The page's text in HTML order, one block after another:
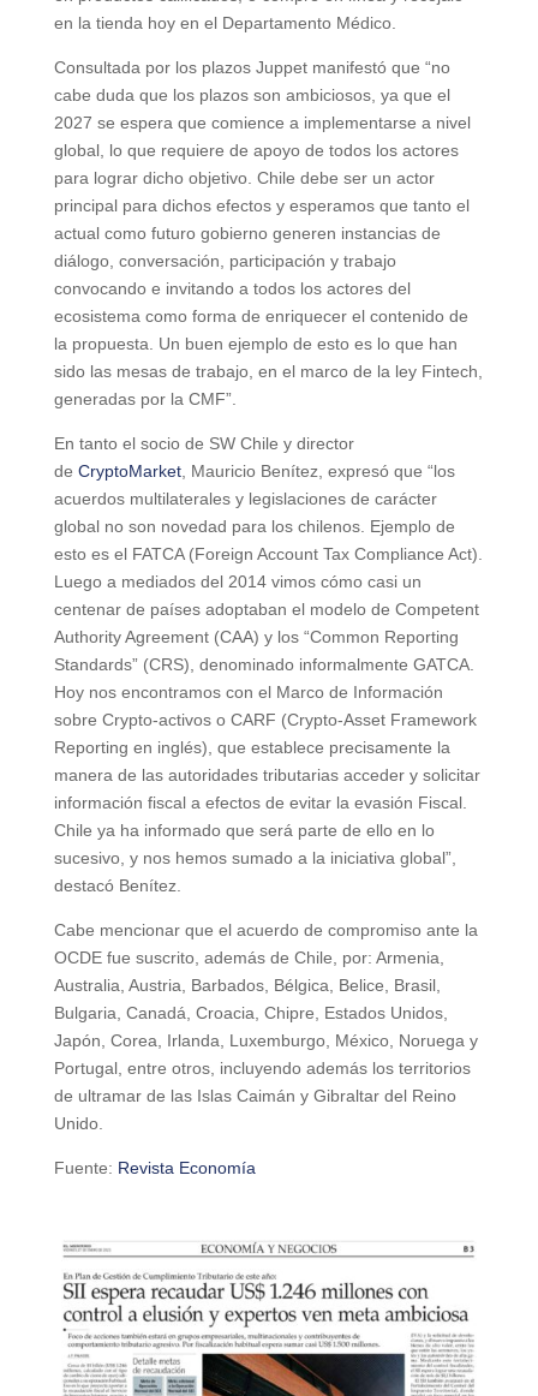
en la tienda hoy en el Departamento Médico.
Consultada por los plazos Juppet manifestó que “no
cabe duda que los plazos son ambiciosos, ya que el
2027 se espera que comience a implementarse a nivel
global, lo que requiere de apoyo de todos los actores
para lograr dicho objetivo. Chile debe ser un actor
principal para dichos efectos y esperamos que tanto el
actual como futuro gobierno generen instancias de
diálogo, conversación, participación y trabajo
convocando e invitando a todos los actores del
ecosistema como forma de enriquecer el contenido de
la propuesta. Un buen ejemplo de esto es lo que han
sido las mesas de trabajo, en el marco de la ley Fintech,
generadas por la CMF”.
En tanto el socio de SW Chile y director
de CryptoMarket, Mauricio Benítez, expresó que “los
acuerdos multilaterales y legislaciones de carácter
global no son novedad para los chilenos. Ejemplo de
esto es el FATCA (Foreign Account Tax Compliance Act).
Luego a mediados del 2014 vimos cómo casi un
centenar de países adoptaban el modelo de Competent
Authority Agreement (CAA) y los “Common Reporting
Standards” (CRS), denominado informalmente GATCA.
Hoy nos encontramos con el Marco de Información
sobre Crypto-activos o CARF (Crypto-Asset Framework
Reporting en inglés), que establece precisamente la
manera de las autoridades tributarias acceder y solicitar
información fiscal a efectos de evitar la evasión Fiscal.
Chile ya ha informado que será parte de ello en lo
sucesivo, y nos hemos sumado a la iniciativa global”,
destacó Benítez.
Cabe mencionar que el acuerdo de compromiso ante la
OCDE fue suscrito, además de Chile, por: Armenia,
Australia, Austria, Barbados, Bélgica, Belice, Brasil,
Bulgaria, Canadá, Croacia, Chipre, Estados Unidos,
Japón, Corea, Irlanda, Luxemburgo, México, Noruega y
Portugal, entre otros, incluyendo además los territorios
de ultramar de las Islas Caimán y Gibraltar del Reino
Unido.
Fuente: Revista Economía